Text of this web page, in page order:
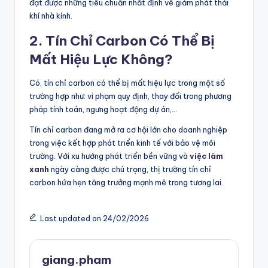
đạt được những tiêu chuẩn nhất định về giảm phát thải
khí nhà kính.
2. Tín Chỉ Carbon Có Thể Bị
Mất Hiệu Lực Không?
Có, tín chỉ carbon có thể bị mất hiệu lực trong một số
trường hợp như: vi phạm quy định, thay đổi trong phương
pháp tính toán, ngưng hoạt động dự án,…
Tín chỉ carbon đang mở ra cơ hội lớn cho doanh nghiệp
trong việc kết hợp phát triển kinh tế với bảo vệ môi
trường. Với xu hướng phát triển bền vững và việc làm
xanh ngày càng được chú trọng, thị trường tín chỉ
carbon hứa hẹn tăng trưởng mạnh mẽ trong tương lai.
Last updated on 24/02/2026
giang.pham